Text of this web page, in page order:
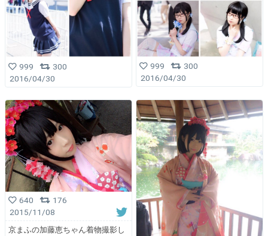
999
300
2016/04/30
999
300
2016/04/30
640
176
2015/11/08
京まふの加藤恵ちゃん着物撮影し